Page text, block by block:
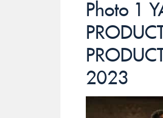
Photo 1
2023